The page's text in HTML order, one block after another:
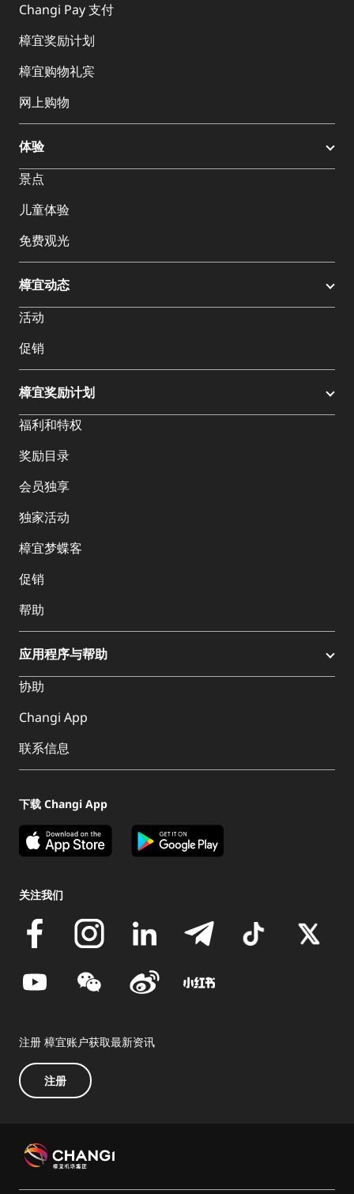
Changi Pay 支付
樟宜奖励计划
樟宜购物礼宾
网上购物
体验
景点
儿童体验
免费观光
樟宜动态
活动
促销
樟宜奖励计划
福利和特权
奖励目录
会员独享
独家活动
樟宜梦蝶客
促销
帮助
应用程序与帮助
协助
Changi App
联系信息
下载 Changi App
关注我们
注册 樟宜账户获取最新资讯
注册